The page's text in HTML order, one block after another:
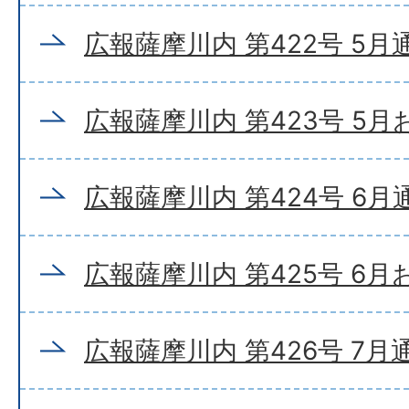
広報薩摩川内 第422号 5月
広報薩摩川内 第423号 5月
広報薩摩川内 第424号 6月
広報薩摩川内 第425号 6月
広報薩摩川内 第426号 7月